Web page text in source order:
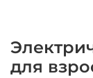
для